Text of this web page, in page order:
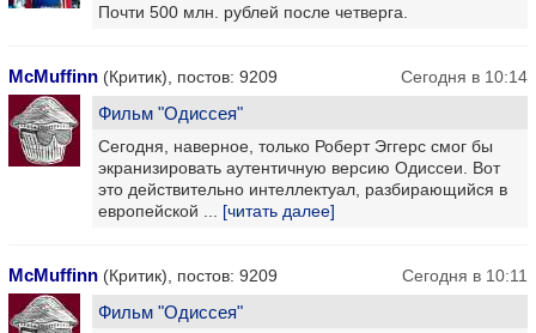
Почти 500 млн. рублей после четверга.
McMuffinn (Критик), постов: 9209 Сегодня в 10:14
Фильм "Одиссея"
Сегодня, наверное, только Роберт Эггерс смог бы
экранизировать аутентичную версию Одиссеи. Вот
это действительно интеллектуал, разбирающийся в
европейской ... [читать далее]
McMuffinn (Критик), постов: 9209 Сегодня в 10:11
Фильм "Одиссея"